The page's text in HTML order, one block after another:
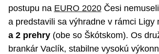
postupu na EURO 2020Česi
a predstavili sa výhradne v rámci Ligy
a 2 prehry(obe so Škótskom). Os
brankár Vaclík, stabilne vysokú